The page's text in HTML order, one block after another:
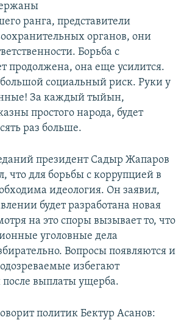
ранга, представители
органов, они
Борьба с
продолжена, она еще усилится.
социальный риск. Руки у
За каждый тыйын,
простого народа, будет
раз больше.
президент Садыр Жапаров
что для борьбы с коррупцией в
идеология. Он заявил,
будет разработана новая
на это споры вызывает то, что
уголовные дела
Вопросы появляются и
избегают
после выплаты ущерба.
политик Бектур Асанов: